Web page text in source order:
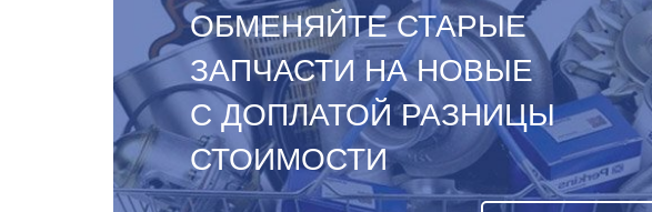
ОБМЕНЯЙТЕ СТАРЫЕ
ЗАПЧАСТИ НА НОВЫЕ
С ДОПЛАТОЙ РАЗНИЦЫ
СТОИМОСТИ